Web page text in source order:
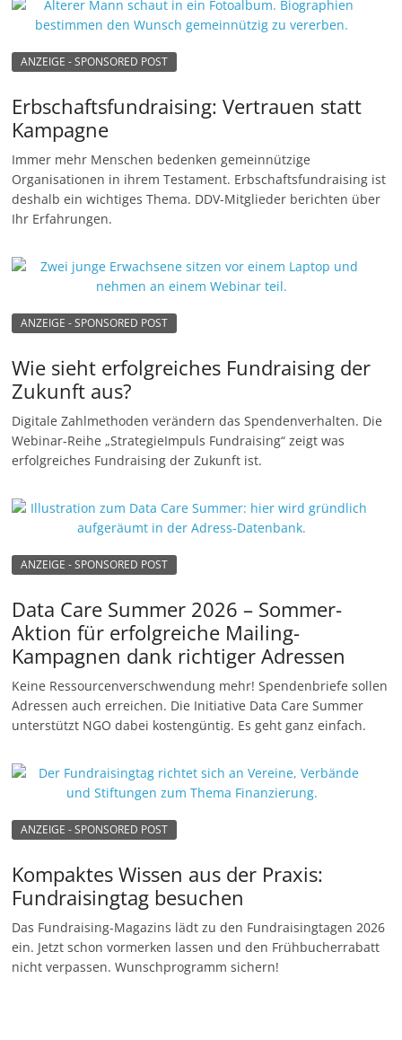
ANZEIGE - SPONSORED POST
Erbschaftsfundraising: Vertrauen statt
Kampagne
Immer mehr Menschen bedenken gemeinnützige
Organisationen in ihrem Testament. Erbschaftsfundraising ist
deshalb ein wichtiges Thema. DDV-Mitglieder berichten über
Ihr Erfahrungen.
ANZEIGE - SPONSORED POST
Wie sieht erfolgreiches Fundraising der
Zukunft aus?
Digitale Zahlmethoden verändern das Spendenverhalten. Die
Webinar-Reihe „StrategieImpuls Fundraising“ zeigt was
erfolgreiches Fundraising der Zukunft ist.
ANZEIGE - SPONSORED POST
Data Care Summer 2026 – Sommer-
Aktion für erfolgreiche Mailing-
Kampagnen dank richtiger Adressen
Keine Ressourcenverschwendung mehr! Spendenbriefe sollen
Adressen auch erreichen. Die Initiative Data Care Summer
unterstützt NGO dabei kostengüntig. Es geht ganz einfach.
ANZEIGE - SPONSORED POST
Kompaktes Wissen aus der Praxis:
Fundraisingtag besuchen
Das Fundraising-Magazins lädt zu den Fundraisingtagen 2026
ein. Jetzt schon vormerken lassen und den Frühbucherrabatt
nicht verpassen. Wunschprogramm sichern!